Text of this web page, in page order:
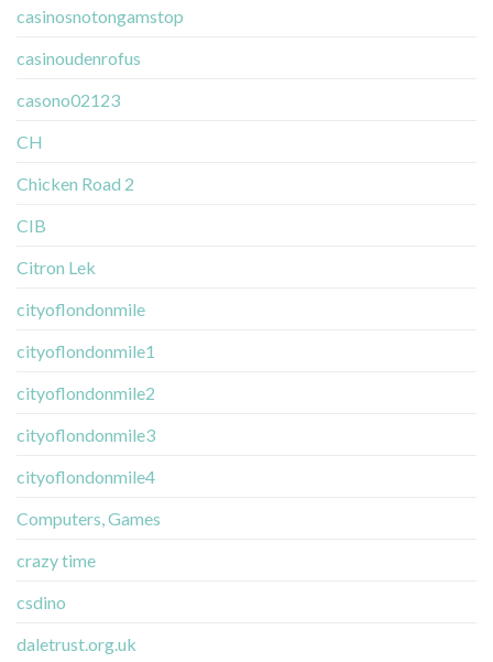
casinosnotongamstop
casinoudenrofus
casono02123
CH
Chicken Road 2
CIB
Citron Lek
cityoflondonmile
cityoflondonmile1
cityoflondonmile2
cityoflondonmile3
cityoflondonmile4
Computers, Games
crazy time
csdino
daletrust.org.uk